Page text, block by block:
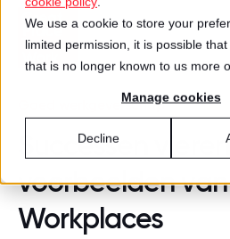
We use a cookie to store your
limited permission, it is possible
that is no longer known to us more
Manage cookies
Decline
VOOR ORGANISATIES
Wat is certificering?
Aanmelden voor certificering
VOOR MEDEWERKERS
Diensten
Medewerkersonderzoek
Best Workplaces™
Goed werkgeverschap
Successen
voorbeelden
Workplaces